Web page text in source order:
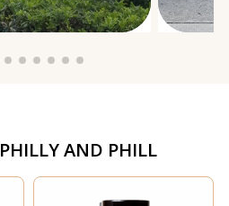
PHILLY AND PHILL